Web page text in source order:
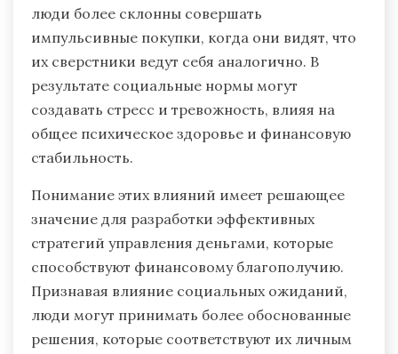
люди более склонны совершать
импульсивные покупки, когда они видят, что
их сверстники ведут себя аналогично. В
результате социальные нормы могут
создавать стресс и тревожность, влияя на
общее психическое здоровье и финансовую
стабильность.
Понимание этих влияний имеет решающее
значение для разработки эффективных
стратегий управления деньгами, которые
способствуют финансовому благополучию.
Признавая влияние социальных ожиданий,
люди могут принимать более обоснованные
решения, которые соответствуют их личным